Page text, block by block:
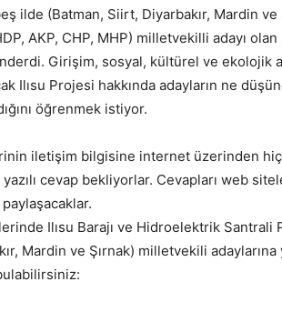
ilde (Batman, Siirt, Diyarbakır, Mardin ve
AKP, CHP, MHP) milletvekilli adayı olan
Girişim, sosyal, kültürel ve ekolojik
Ilısu Projesi hakkında adayların ne
öğrenmek istiyor.
iletişim bilgisine internet üzerinden
cevap bekliyorlar. Cevapları web
Ilısu Barajı ve Hidroelektrik Santrali
Mardin ve Şırnak) milletvekili